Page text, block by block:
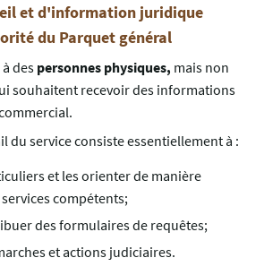
et d'information juridique
du Parquet général
des personnes physiques, mais non
souhaitent recevoir des informations
du service consiste essentiellement à :
et les orienter de manière
compétents;
des formulaires de requêtes;
et actions judiciaires.